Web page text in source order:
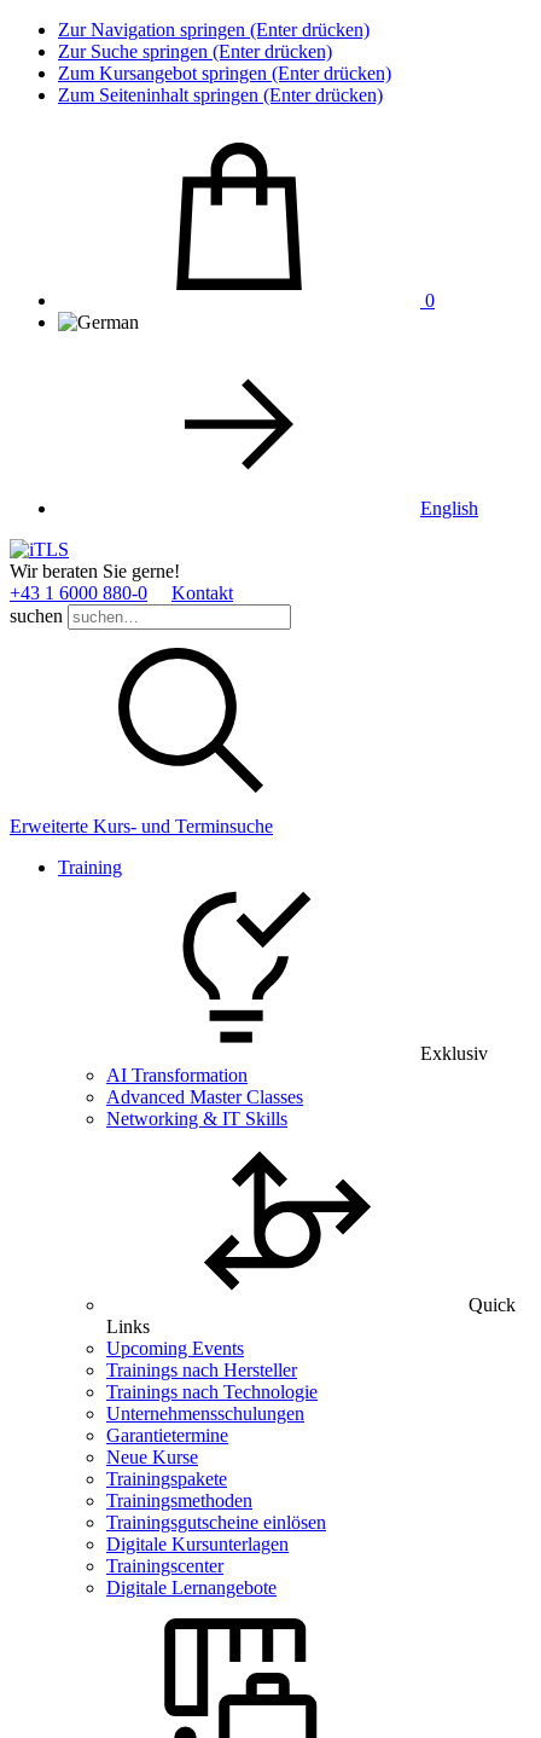
Zur Navigation springen (Enter drücken)
Zur Suche springen (Enter drücken)
Zum Kursangebot springen (Enter drücken)
Zum Seiteninhalt springen (Enter drücken)
0
English
Wir beraten Sie gerne!
+43 1 6000 880­-0
Kontakt
suchen
Erweiterte Kurs- und Terminsuche
Training
Exklusiv
AI Transformation
Advanced Master Classes
Networking & IT Skills
Quick
Links
Upcoming Events
Trainings nach Hersteller
Trainings nach Technologie
Unternehmensschulungen
Garantietermine
Neue Kurse
Trainingspakete
Trainingsmethoden
Trainingsgutscheine einlösen
Digitale Kursunterlagen
Trainingscenter
Digitale Lernangebote